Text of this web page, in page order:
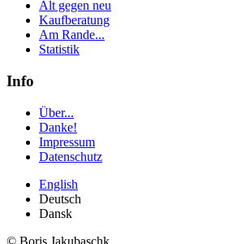
Alt gegen neu
Kaufberatung
Am Rande...
Statistik
Info
Über...
Danke!
Impressum
Datenschutz
English
Deutsch
Dansk
© Boris Jakubaschk